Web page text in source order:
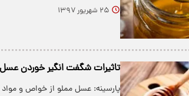
۲۵ شهریور ۱۳۹۷
تاثیرات شگفت انگیر خوردن عسل
پارسینه: عسل مملو از خواص و